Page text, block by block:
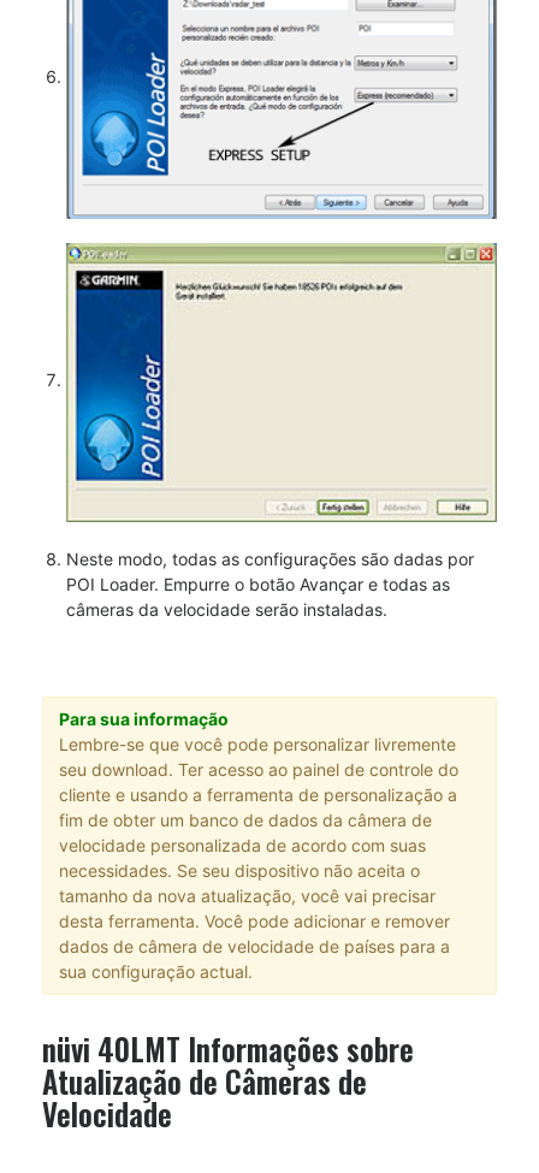
Neste modo, todas as configurações são dadas por
POI Loader. Empurre o botão Avançar e todas as
câmeras da velocidade serão instaladas.
Para sua informação
Lembre-se que você pode personalizar livremente
seu download. Ter acesso ao painel de controle do
cliente e usando a ferramenta de personalização a
fim de obter um banco de dados da câmera de
velocidade personalizada de acordo com suas
necessidades. Se seu dispositivo não aceita o
tamanho da nova atualização, você vai precisar
desta ferramenta. Você pode adicionar e remover
dados de câmera de velocidade de países para a
sua configuração actual.
nüvi 40LMT Informações sobre
Atualização de Câmeras de
Velocidade